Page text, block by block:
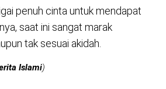
penuh cinta untuk mendapat
saat ini sangat marak
tak sesuai akidah.
Islami)